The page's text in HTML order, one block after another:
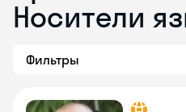
Носители
Фильтры